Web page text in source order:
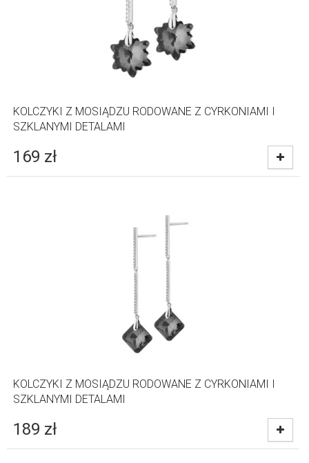
KOLCZYKI Z MOSIĄDZU RODOWANE Z CYRKONIAMI I
SZKLANYMI DETALAMI
169 zł
KOLCZYKI Z MOSIĄDZU RODOWANE Z CYRKONIAMI I
SZKLANYMI DETALAMI
189 zł